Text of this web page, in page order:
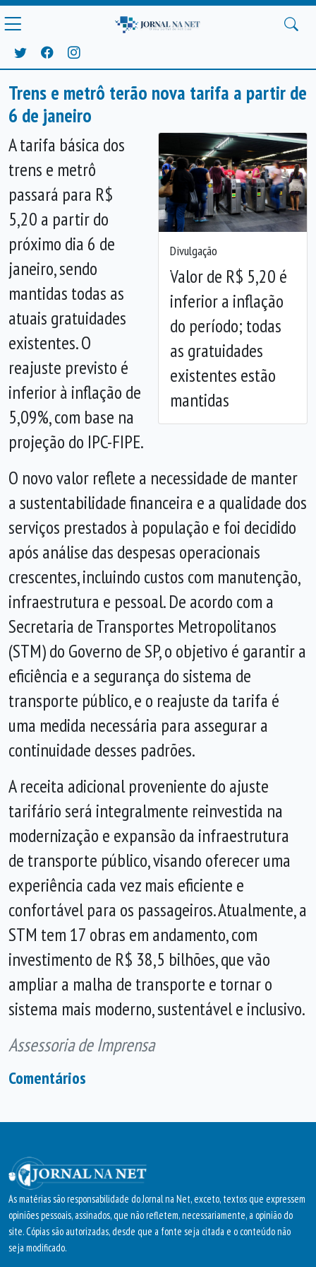
Trens e metrô terão nova tarifa a partir de
6 de janeiro
Divulgação
Valor de R$ 5,20 é
inferior a inflação
do período; todas
as gratuidades
existentes estão
mantidas
Anterior
A tarifa básica dos
trens e metrô
passará para R$
5,20 a partir do
próximo dia 6 de
janeiro, sendo
mantidas todas as
atuais gratuidades
existentes. O
reajuste previsto é
inferior à inflação de
5,09%, com base na
projeção do IPC-FIPE.
O novo valor reflete a necessidade de manter
a sustentabilidade financeira e a qualidade dos
serviços prestados à população e foi decidido
após análise das despesas operacionais
crescentes, incluindo custos com manutenção,
infraestrutura e pessoal. De acordo com a
Secretaria de Transportes Metropolitanos
(STM) do Governo de SP, o objetivo é garantir a
eficiência e a segurança do sistema de
transporte público, e o reajuste da tarifa é
uma medida necessária para assegurar a
continuidade desses padrões.
A receita adicional proveniente do ajuste
tarifário será integralmente reinvestida na
modernização e expansão da infraestrutura
de transporte público, visando oferecer uma
experiência cada vez mais eficiente e
confortável para os passageiros. Atualmente, a
STM tem 17 obras em andamento, com
investimento de R$ 38,5 bilhões, que vão
ampliar a malha de transporte e tornar o
sistema mais moderno, sustentável e inclusivo.
Assessoria de Imprensa
Comentários
As matérias são responsabilidade do Jornal na Net, exceto, textos que expressem
opiniões pessoais, assinados, que não refletem, necessariamente, a opinião do
site. Cópias são autorizadas, desde que a fonte seja citada e o conteúdo não
seja modificado.